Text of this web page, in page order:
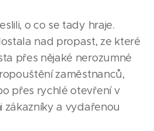
o co se tady hraje.
nad propast, ze které
přes nějaké nerozumné
zaměstnanců,
přes rychlé otevření v
zákazníky a vydařenou